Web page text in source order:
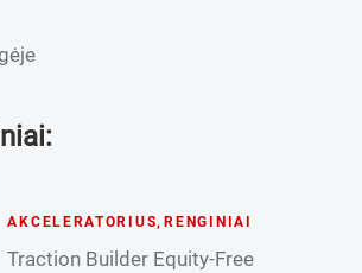
AKCELERATORIUS, RENGINIAI
Traction Builder Equity-Free